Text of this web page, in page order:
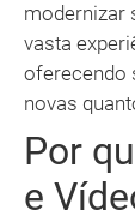
modernizar
vasta
oferecendo
novas
Por
e